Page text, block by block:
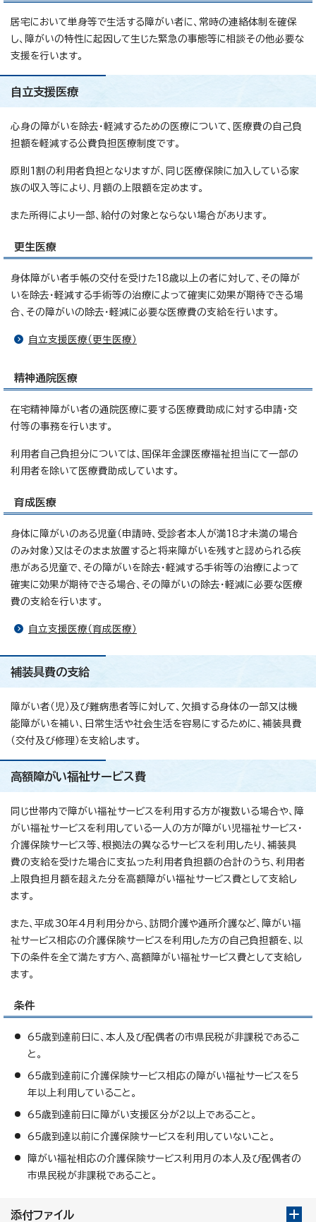
居宅において単身等で生活する障がい者に、常時の連絡体制を確保
し、障がいの特性に起因して生じた緊急の事態等に相談その他必要な
支援を行います。
自立支援医療
心身の障がいを除去・軽減するための医療について、医療費の自己負
担額を軽減する公費負担医療制度です。
原則1割の利用者負担となりますが、同じ医療保険に加入している家
族の収入等により、月額の上限額を定めます。
また所得により一部、給付の対象とならない場合があります。
更生医療
身体障がい者手帳の交付を受けた18歳以上の者に対して、その障が
いを除去・軽減する手術等の治療によって確実に効果が期待できる場
合、その障がいの除去・軽減に必要な医療費の支給を行います。
自立支援医療（更生医療）
精神通院医療
在宅精神障がい者の通院医療に要する医療費助成に対する申請・交
付等の事務を行います。
利用者自己負担分については、国保年金課医療福祉担当にて一部の
利用者を除いて医療費助成しています。
育成医療
身体に障がいのある児童（申請時、受診者本人が満18才未満の場合
のみ対象）又はそのまま放置すると将来障がいを残すと認められる疾
患がある児童で、その障がいを除去・軽減する手術等の治療によって
確実に効果が期待できる場合、その障がいの除去・軽減に必要な医療
費の支給を行います。
自立支援医療（育成医療）
補装具費の支給
障がい者（児）及び難病患者等に対して、欠損する身体の一部又は機
能障がいを補い、日常生活や社会生活を容易にするために、補装具費
（交付及び修理）を支給します。
高額障がい福祉サービス費
同じ世帯内で障がい福祉サービスを利用する方が複数いる場合や、障
がい福祉サービスを利用している一人の方が障がい児福祉サービス・
介護保険サービス等、根拠法の異なるサービスを利用したり、補装具
費の支給を受けた場合に支払った利用者負担額の合計のうち、利用者
上限負担月額を超えた分を高額障がい福祉サービス費として支給し
ます。
また、平成30年4月利用分から、訪問介護や通所介護など、障がい福
祉サービス相応の介護保険サービスを利用した方の自己負担額を、以
下の条件を全て満たす方へ、高額障がい福祉サービス費として支給し
ます。
条件
65歳到達前日に、本人及び配偶者の市県民税が非課税であるこ
と。
65歳到達前に介護保険サービス相応の障がい福祉サービスを5
年以上利用していること。
65歳到達前日に障がい支援区分が2以上であること。
65歳到達以前に介護保険サービスを利用していないこと。
障がい福祉相応の介護保険サービス利用月の本人及び配偶者の
市県民税が非課税であること。
添付ファイル